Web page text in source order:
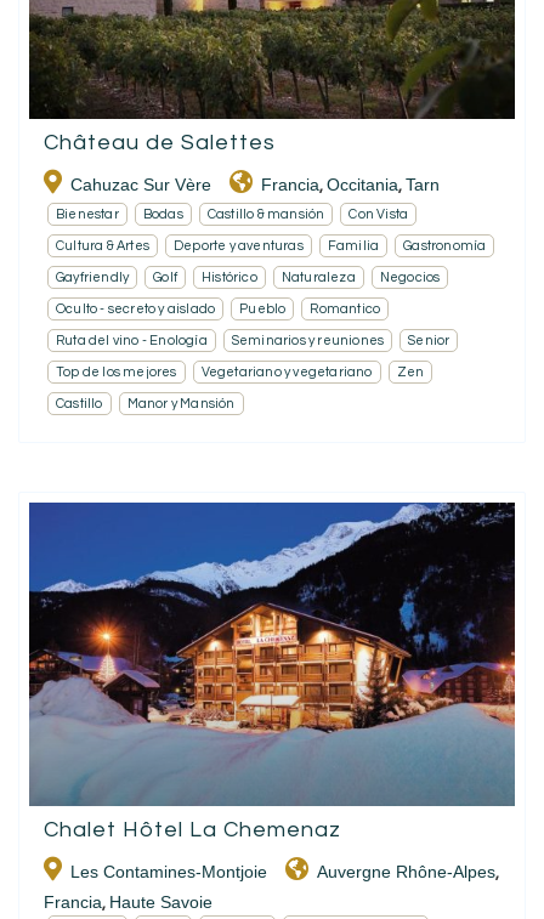
Château de Salettes
Cahuzac Sur Vère Francia, Occitania, Tarn
Bienestar Bodas Castillo & mansión Con Vista
Cultura & Artes Deporte y aventuras Familia Gastronomía
Gayfriendly Golf Histórico Naturaleza Negocios
Oculto - secreto y aislado Pueblo Romantico
Ruta del vino - Enología Seminarios y reuniones Senior
Top de los mejores Vegetariano y vegetariano Zen
Castillo Manor y Mansión
Chalet Hôtel La Chemenaz
Les Contamines-Montjoie Auvergne Rhône-Alpes,
Francia, Haute Savoie